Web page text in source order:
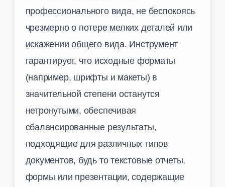
профессионального вида, не беспокоясь
чрезмерно о потере мелких деталей или
искажении общего вида. Инструмент
гарантирует, что исходные форматы
(например, шрифты и макеты) в
значительной степени останутся
нетронутыми, обеспечивая
сбалансированные результаты,
подходящие для различных типов
документов, будь то текстовые отчеты,
формы или презентации, содержащие